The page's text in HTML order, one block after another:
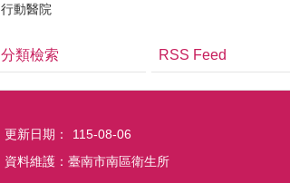
行動醫院
分類檢索 RSS Feed
更新日期：
115-08-06
資料維護：臺南市南區衛生所